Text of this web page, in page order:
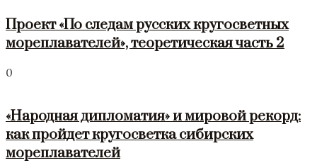
Проект «По следам русских кругосветных
мореплавателей», теоретическая часть 2
0
«Народная дипломатия» и мировой рекорд:
как пройдет кругосветка сибирских
мореплавателей